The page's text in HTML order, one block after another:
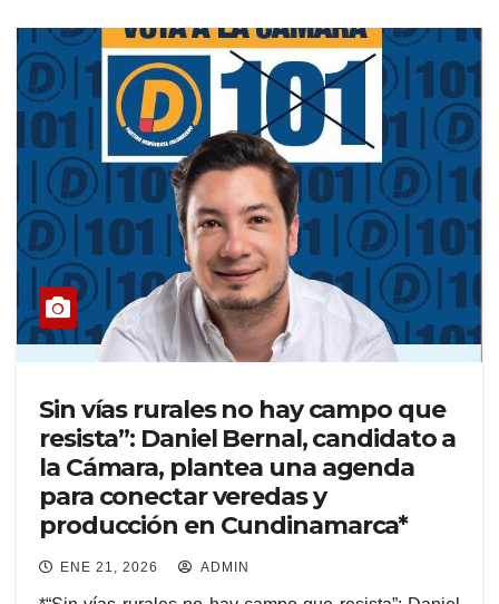
Sin vías rurales no hay campo que
resista”: Daniel Bernal, candidato a
la Cámara, plantea una agenda
para conectar veredas y
producción en Cundinamarca*
ENE 21, 2026 ADMIN